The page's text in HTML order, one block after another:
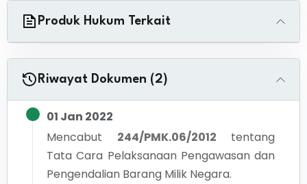
Produk Hukum Terkait
Riwayat Dokumen (2)
01 Jan 2022
Mencabut
244/PMK.06/2012
tentang
Tata Cara Pelaksanaan Pengawasan dan
Pengendalian Barang Milik Negara.